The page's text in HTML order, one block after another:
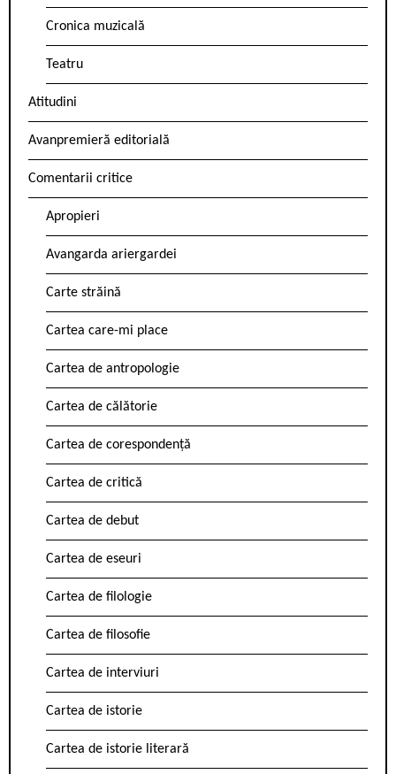
Cronica muzicală
Teatru
Atitudini
Avanpremieră editorială
Comentarii critice
Apropieri
Avangarda ariergardei
Carte străină
Cartea care-mi place
Cartea de antropologie
Cartea de călătorie
Cartea de corespondență
Cartea de critică
Cartea de debut
Cartea de eseuri
Cartea de filologie
Cartea de filosofie
Cartea de interviuri
Cartea de istorie
Cartea de istorie literară